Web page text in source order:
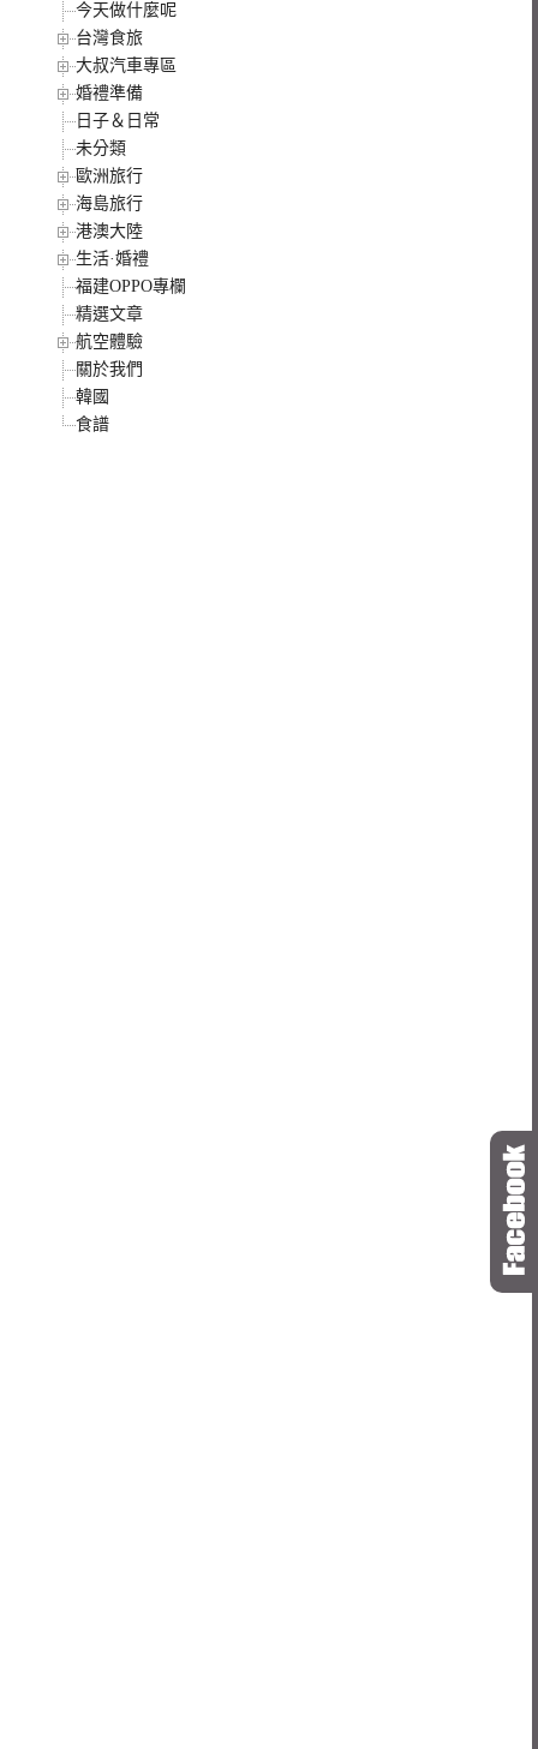
今天做什麼呢
台灣食旅
大叔汽車專區
婚禮準備
日子＆日常
未分類
歐洲旅行
海島旅行
港澳大陸
生活·婚禮
福建OPPO專欄
精選文章
航空體驗
關於我們
韓國
食譜